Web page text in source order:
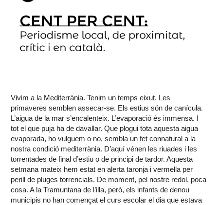
Vivim a la Mediterrània. Tenim un temps eixut. Les
primaveres semblen assecar-se. Els estius són de canícula.
L’aigua de la mar s’encalenteix. L’evaporació és immensa. I
tot el que puja ha de davallar. Que plogui tota aquesta aigua
evaporada, ho vulguem o no, sembla un fet connatural a la
nostra condició mediterrània. D’aquí vénen les riuades i les
torrentades de final d’estiu o de principi de tardor. Aquesta
setmana mateix hem estat en alerta taronja i vermella per
perill de pluges torrencials. De moment, pel nostre redol, poca
cosa. A la Tramuntana de l’illa, però, els infants de denou
municipis no han començat el curs escolar el dia que estava